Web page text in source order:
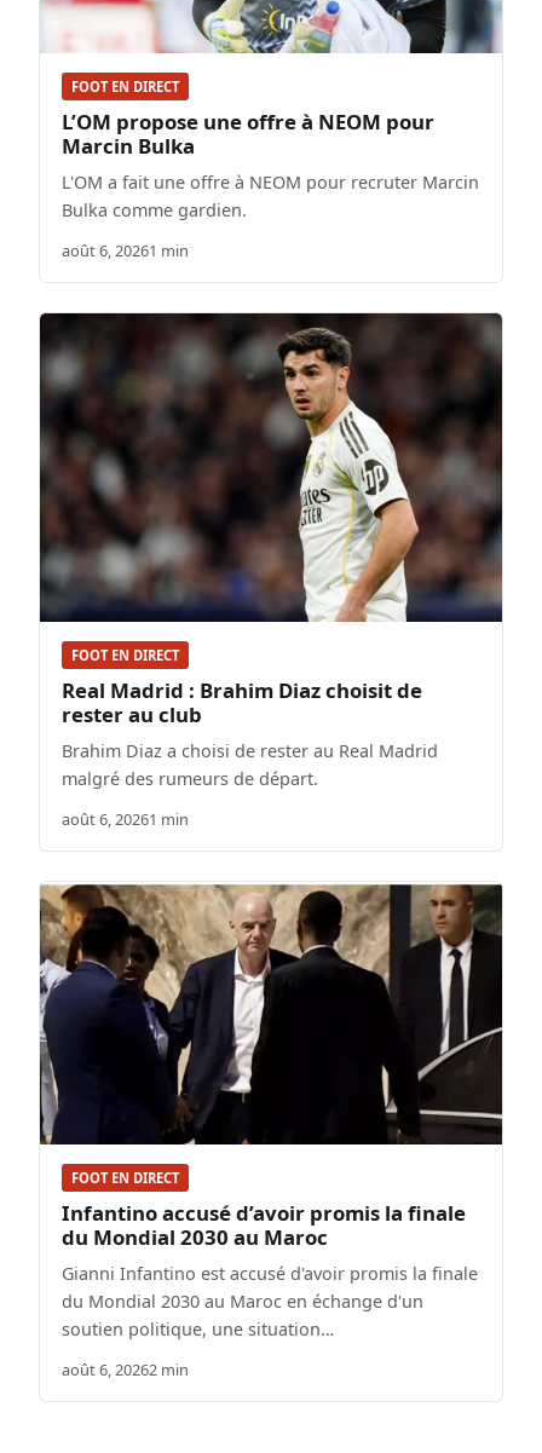
FOOT EN DIRECT
L’OM propose une offre à NEOM pour
Marcin Bulka
L'OM a fait une offre à NEOM pour recruter Marcin
Bulka comme gardien.
août 6, 20261 min
FOOT EN DIRECT
Real Madrid : Brahim Diaz choisit de
rester au club
Brahim Diaz a choisi de rester au Real Madrid
malgré des rumeurs de départ.
août 6, 20261 min
FOOT EN DIRECT
Infantino accusé d’avoir promis la finale
du Mondial 2030 au Maroc
Gianni Infantino est accusé d'avoir promis la finale
du Mondial 2030 au Maroc en échange d'un
soutien politique, une situation…
août 6, 20262 min